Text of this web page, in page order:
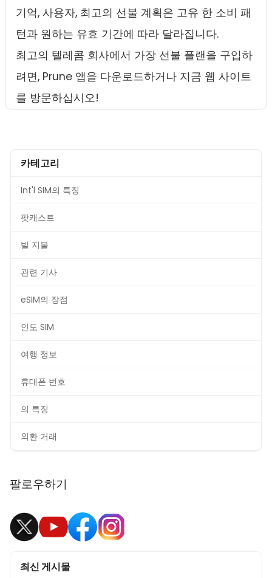
기억, 사용자, 최고의 선불 계획은 고유 한 소비 패
턴과 원하는 유효 기간에 따라 달라집니다.
최고의 텔레콤 회사에서 가장 선불 플랜을 구입하
려면, Prune 앱을 다운로드하거나 지금 웹 사이트
를 방문하십시오!
카테고리
Int'l SIM의 특징
팟캐스트
빌 지불
관련 기사
eSIM의 장점
인도 SIM
여행 정보
휴대폰 번호
의 특징
외환 거래
팔로우하기
최신 게시물